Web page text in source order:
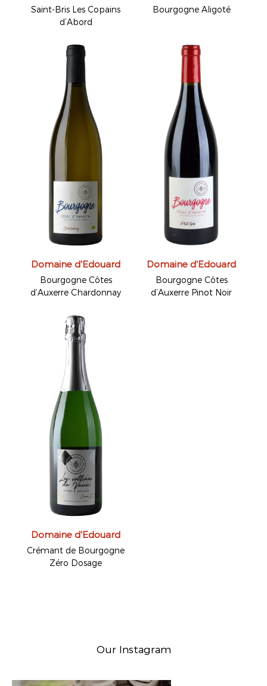
Saint-Bris Les Copains
d’Abord
Bourgogne Aligoté
Domaine d'Edouard
Bourgogne Côtes
d’Auxerre Chardonnay
Domaine d'Edouard
Bourgogne Côtes
d’Auxerre Pinot Noir
Domaine d'Edouard
Crémant de Bourgogne
Zéro Dosage
Our Instagram